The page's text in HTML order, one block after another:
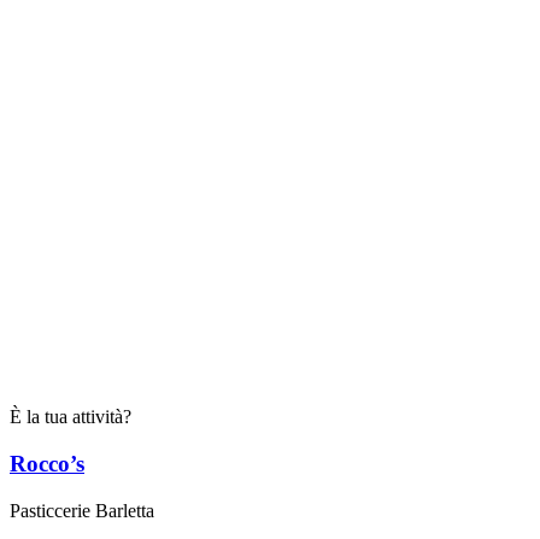
È la tua attività?
Rocco’s
Pasticcerie Barletta